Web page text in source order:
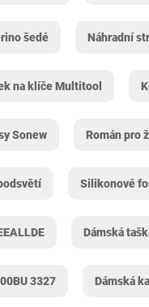
šedé Náhradní
na klíče Multitool
Sonew Román pro
Silikonové
Dámská
3327 Dámská